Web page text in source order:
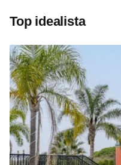
Top idealista